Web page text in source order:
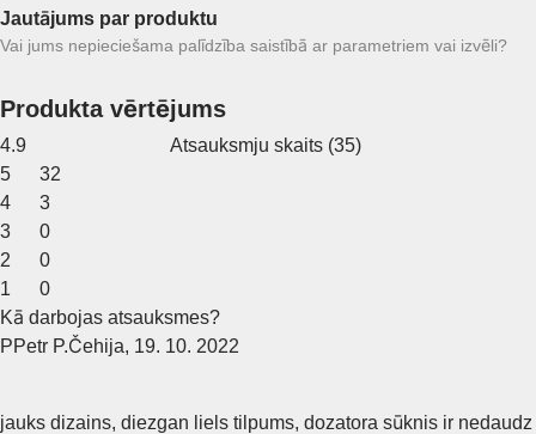
Jautājums par produktu
Vai jums nepieciešama palīdzība saistībā ar parametriem vai izvēli?
Produkta vērtējums
4.9 Atsauksmju skaits (35)
5
32
4
3
3
0
2
0
1
0
Kā darbojas atsauksmes?
PPetr P.Čehija, 19. 10. 2022
jauks dizains, diezgan liels tilpums, dozatora sūknis ir nedaudz